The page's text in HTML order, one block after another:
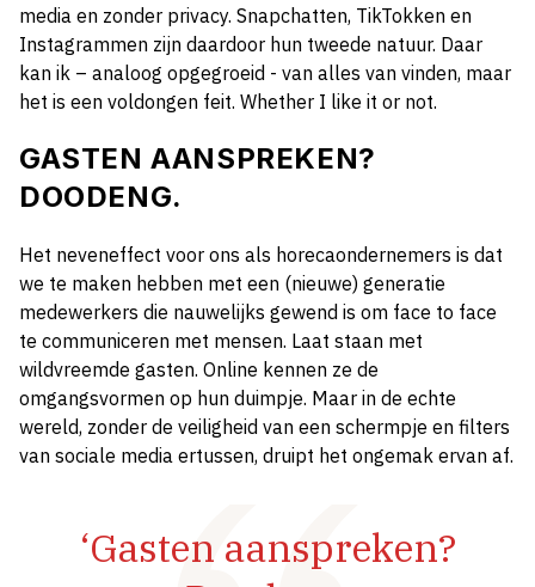
media en zonder privacy. Snapchatten, TikTokken en
Instagrammen zijn daardoor hun tweede natuur. Daar
kan ik – analoog opgegroeid - van alles van vinden, maar
het is een voldongen feit. Whether I like it or not.
GASTEN AANSPREKEN?
DOODENG.
Het neveneffect voor ons als horecaondernemers is dat
we te maken hebben met een (nieuwe) generatie
medewerkers die nauwelijks gewend is om face to face
te communiceren met mensen. Laat staan met
wildvreemde gasten. Online kennen ze de
omgangsvormen op hun duimpje. Maar in de echte
wereld, zonder de veiligheid van een schermpje en filters
van sociale media ertussen, druipt het ongemak ervan af.
‘Gasten aanspreken?